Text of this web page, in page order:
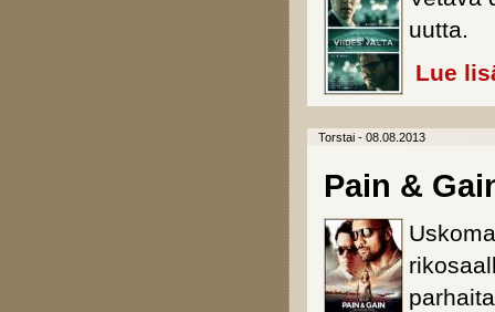
uutta.
Lue
Torstai - 08.08.2013
Pain &